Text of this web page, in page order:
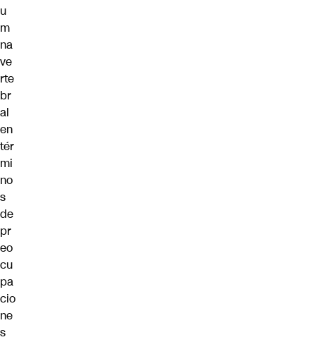
u
m
na
ve
rte
br
al
en
tér
mi
no
s
de
pr
eo
cu
pa
cio
ne
s